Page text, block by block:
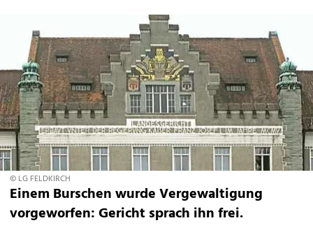
© LG FELDKIRCH
Einem Burschen wurde Vergewaltigung
vorgeworfen: Gericht sprach ihn frei.